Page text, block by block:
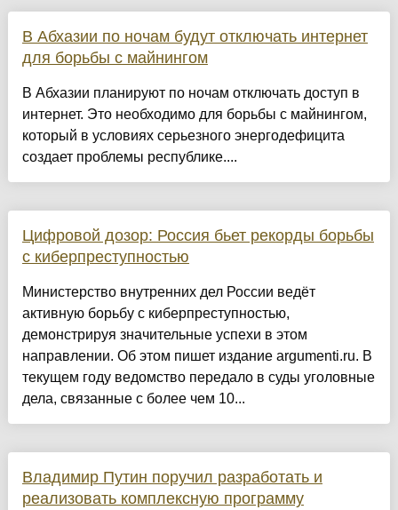
В Абхазии по ночам будут отключать интернет
для борьбы с майнингом
В Абхазии планируют по ночам отключать доступ в
интернет. Это необходимо для борьбы с майнингом,
который в условиях серьезного энергодефицита
создает проблемы республике....
Цифровой дозор: Россия бьет рекорды борьбы
с киберпреступностью
Министерство внутренних дел России ведёт
активную борьбу с киберпреступностью,
демонстрируя значительные успехи в этом
направлении. Об этом пишет издание argumenti.ru. В
текущем году ведомство передало в суды уголовные
дела, связанные с более чем 10...
Владимир Путин поручил разработать и
реализовать комплексную программу